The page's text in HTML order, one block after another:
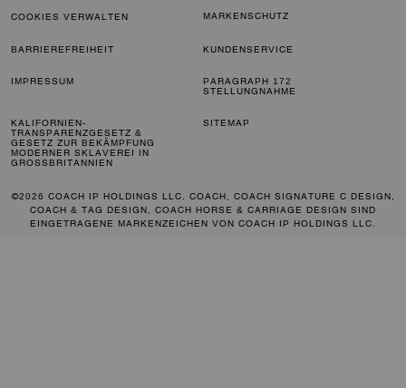
COOKIES VERWALTEN MARKENSCHUTZ
BARRIEREFREIHEIT KUNDENSERVICE
IMPRESSUM
PARAGRAPH 172
STELLUNGNAHME
KALIFORNIEN-
TRANSPARENZGESETZ &
GESETZ ZUR BEKÄMPFUNG
MODERNER SKLAVEREI IN
GROSSBRITANNIEN
SITEMAP
©2026 COACH IP HOLDINGS LLC. COACH, COACH SIGNATURE C DESIGN,
COACH & TAG DESIGN, COACH HORSE & CARRIAGE DESIGN SIND
EINGETRAGENE MARKENZEICHEN VON COACH IP HOLDINGS LLC.